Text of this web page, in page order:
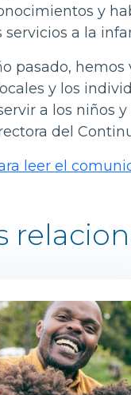
y
a la
pasado,
y los
a los niños
del
leer el